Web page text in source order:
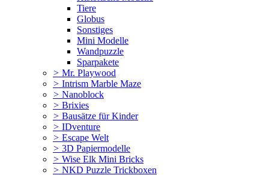
Tiere
Globus
Sonstiges
Mini Modelle
Wandpuzzle
Sparpakete
> Mr. Playwood
> Intrism Marble Maze
> Nanoblock
> Brixies
> Bausätze für Kinder
> IDventure
> Escape Welt
> 3D Papiermodelle
> Wise Elk Mini Bricks
> NKD Puzzle Trickboxen